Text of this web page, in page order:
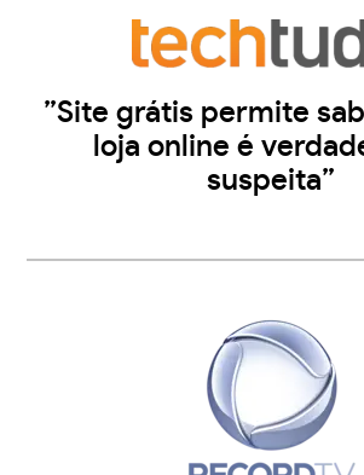
”Site grátis permite
loja online é
suspeita”